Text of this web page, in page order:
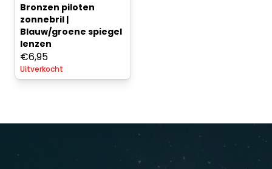
Bronzen piloten
zonnebril |
Blauw/groene spiegel
lenzen
€6,95
Uitverkocht